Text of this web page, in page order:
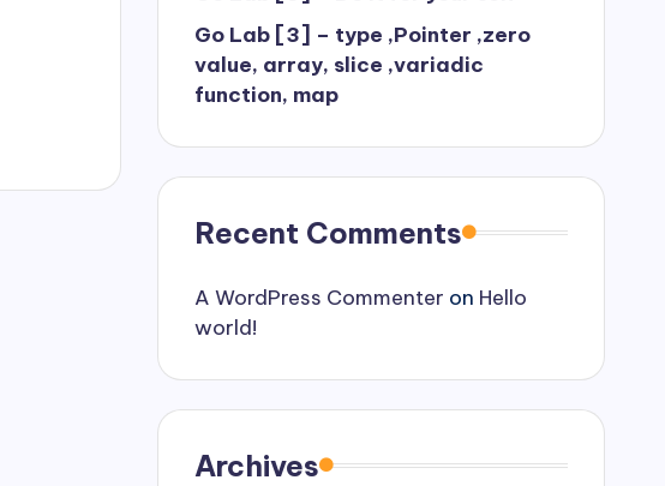
Go Lab [3] – type ,Pointer ,zero
value, array, slice ,variadic
function, map
Recent Comments
A WordPress Commenter on Hello
world!
Archives